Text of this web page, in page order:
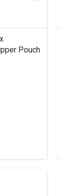
Pouch